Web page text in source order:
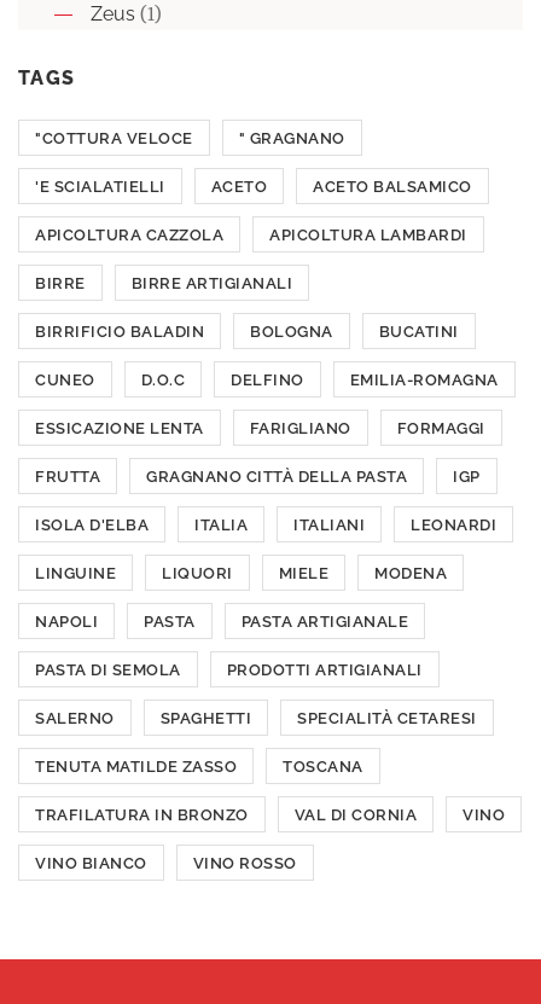
Zeus (1)
TAGS
"COTTURA VELOCE " GRAGNANO
'E SCIALATIELLI ACETO ACETO BALSAMICO
APICOLTURA CAZZOLA APICOLTURA LAMBARDI
BIRRE BIRRE ARTIGIANALI
BIRRIFICIO BALADIN BOLOGNA BUCATINI
CUNEO D.O.C DELFINO EMILIA-ROMAGNA
ESSICAZIONE LENTA FARIGLIANO FORMAGGI
FRUTTA GRAGNANO CITTÀ DELLA PASTA IGP
ISOLA D'ELBA ITALIA ITALIANI LEONARDI
LINGUINE LIQUORI MIELE MODENA
NAPOLI PASTA PASTA ARTIGIANALE
PASTA DI SEMOLA PRODOTTI ARTIGIANALI
SALERNO SPAGHETTI SPECIALITÀ CETARESI
TENUTA MATILDE ZASSO TOSCANA
TRAFILATURA IN BRONZO VAL DI CORNIA VINO
VINO BIANCO VINO ROSSO